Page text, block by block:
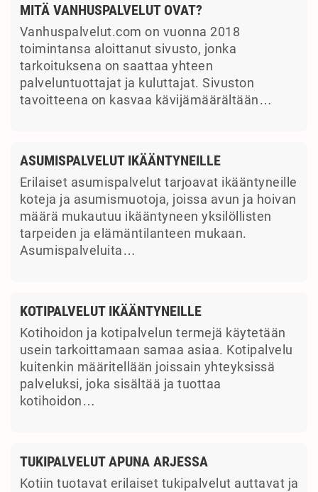
MITÄ VANHUSPALVELUT OVAT?
Vanhuspalvelut.com on vuonna 2018
toimintansa aloittanut sivusto, jonka
tarkoituksena on saattaa yhteen
palveluntuottajat ja kuluttajat. Sivuston
tavoitteena on kasvaa kävijämäärältään…
ASUMISPALVELUT IKÄÄNTYNEILLE
Erilaiset asumispalvelut tarjoavat ikääntyneille
koteja ja asumismuotoja, joissa avun ja hoivan
määrä mukautuu ikääntyneen yksilöllisten
tarpeiden ja elämäntilanteen mukaan.
Asumispalveluita…
KOTIPALVELUT IKÄÄNTYNEILLE
Kotihoidon ja kotipalvelun termejä käytetään
usein tarkoittamaan samaa asiaa. Kotipalvelu
kuitenkin määritellään joissain yhteyksissä
palveluksi, joka sisältää ja tuottaa
kotihoidon…
TUKIPALVELUT APUNA ARJESSA
Kotiin tuotavat erilaiset tukipalvelut auttavat ja